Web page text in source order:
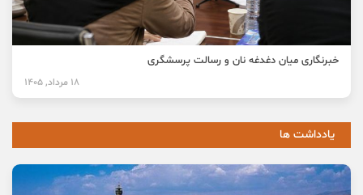
خبرنگاری میان دغدغه نان و رسالت پرسشگری
18 مرداد, 1405
یادداشت ها